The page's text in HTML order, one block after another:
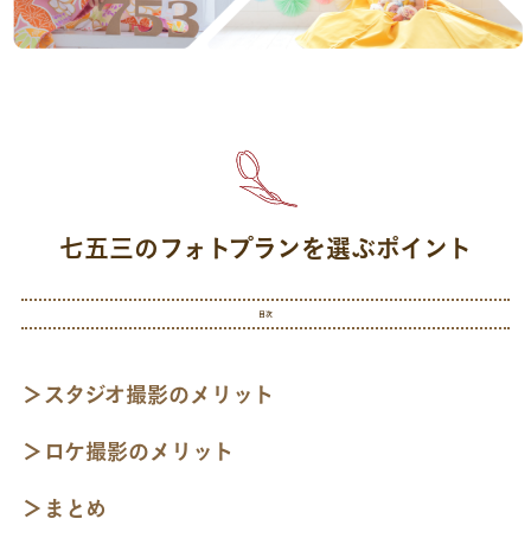
七五三のフォトプランを選ぶポイント
目次
スタジオ撮影のメリット
ロケ撮影のメリット
まとめ